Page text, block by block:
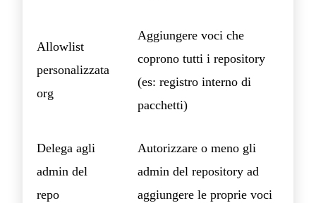
Allowlist
personalizzata
org
Aggiungere voci che
coprono tutti i repository
(es: registro interno di
pacchetti)
Delega agli
admin del
repo
Autorizzare o meno gli
admin del repository ad
aggiungere le proprie voci